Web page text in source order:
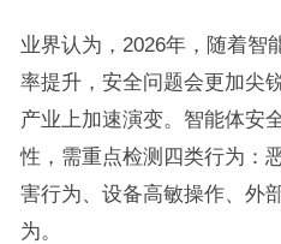
业界认为，2026年，随着智
率提升，安全问题会更加尖
产业上加速演变。智能体安
性，需重点检测四类行为：
害行为、设备高敏操作、外
为。